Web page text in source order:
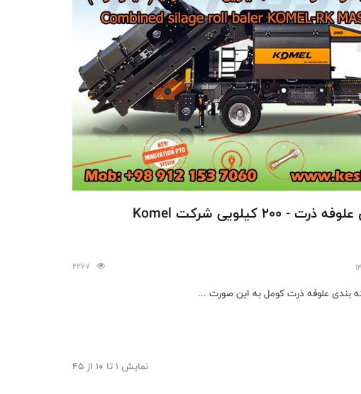
دستگاه بسته بندی علوفه ذرت - 200 کیلویی شرکت Komel
بندی علوفه ذرت کومل به این صورت ...
نمایش 1 تا 10 از 45